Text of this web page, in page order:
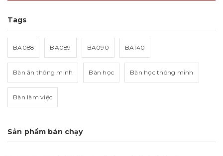
Tags
BA088 BA089 BA090 BA140
Bàn ăn thông minh Bàn học Bàn học thông minh
Bàn làm việc
Sản phẩm bán chạy